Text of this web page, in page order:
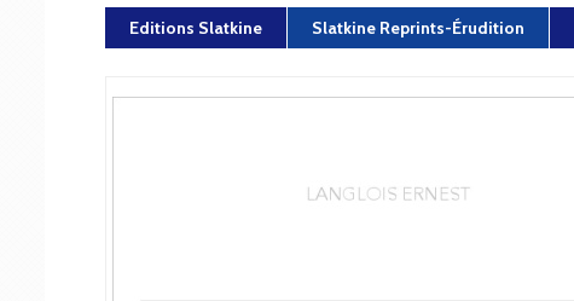
Editions Slatkine Slatkine Reprints-Érudition